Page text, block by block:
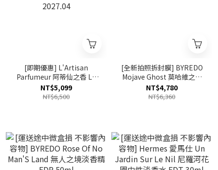
[即期優惠] L'Artisan
Parfumeur 阿蒂仙之香 La
Chasse Papillons 尋找蝴蝶
淡香水 EDT 100ml 效期
NT$5,099
NT$6,500
[全新拍照拆封膜] BYREDO
Mojave Ghost 莫哈維之影
淡香精 EDP 50ml
NT$4,780
NT$6,360